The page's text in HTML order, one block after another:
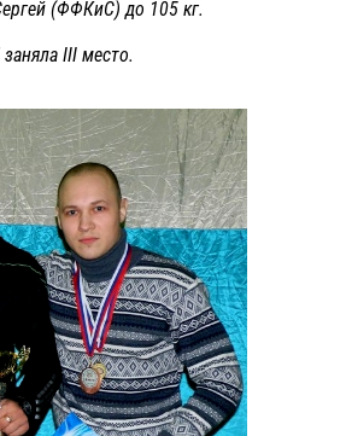
(ФФКиС) до 105 кг.
III место.